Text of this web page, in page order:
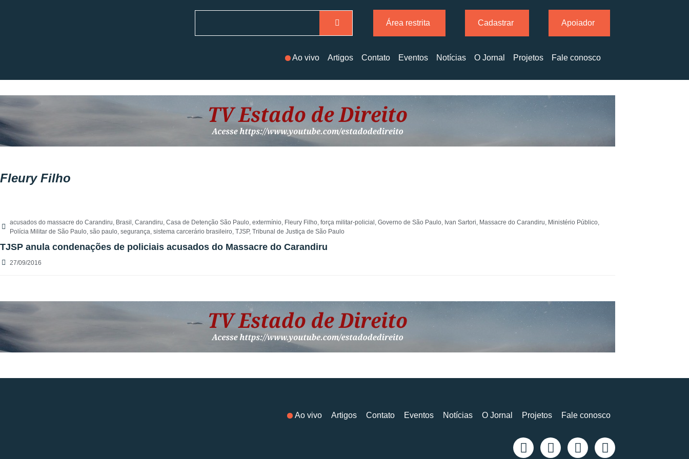
Área restrita Cadastrar Apoiador
Ao vivo Artigos Contato Eventos Notícias O Jornal Projetos Fale conosco
Fleury Filho
acusados do massacre do Carandiru, Brasil , Carandiru, Casa de Detenção São Paulo, extermínio, Fleury Filho, força militar-policial , Governo de São Paulo, Ivan Sartori, Massacre do Carandiru, Ministério Público,
Polícia Militar de São Paulo, são paulo, segurança, sistema carcerário brasileiro, TJSP, Tribunal de Justiça de São Paulo
TJSP anula condenações de policiais acusados do Massacre do Carandiru
27/09/2016
Ao vivo Artigos Contato Eventos Notícias O Jornal Projetos Fale conosco